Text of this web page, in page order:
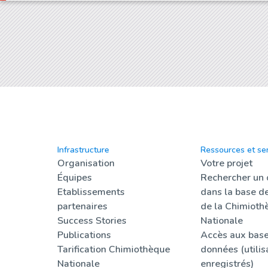
Infrastructure
Organisation
Équipes
Etablissements
partenaires
Success Stories
Publications
Tarification Chimiothèque
Nationale
Ressources et
Votre projet
Rechercher un
dans la base
de la
Nationale
Accès aux
données
enregistrés)